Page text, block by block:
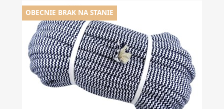
OBECNIE BRAK NA STANIE